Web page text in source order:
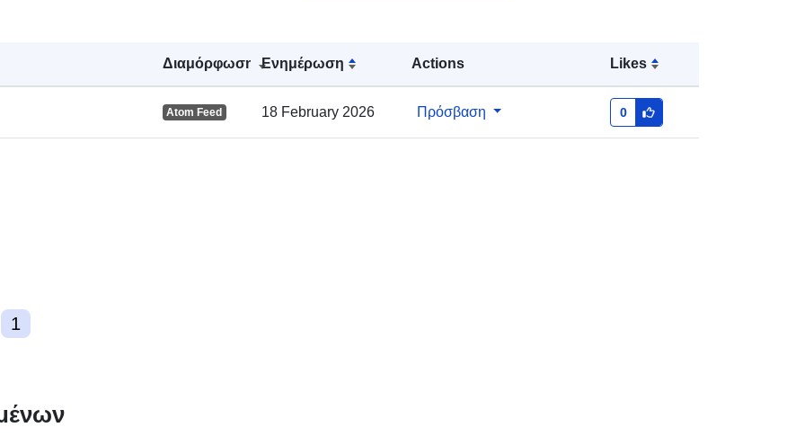
Διαμόρφωση Ενημέρωση Actions Likes
Atom Feed 18 February 2026 Πρόσβαση 0
1
25 July 2026
Χωρικός: Συντεταγμένες: